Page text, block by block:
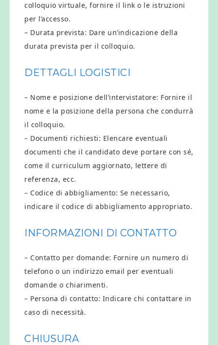
colloquio virtuale, fornire il link o le istruzioni
per l’accesso.
– Durata prevista: Dare un’indicazione della
durata prevista per il colloquio.
DETTAGLI LOGISTICI
– Nome e posizione dell’intervistatore: Fornire il
nome e la posizione della persona che condurrà
il colloquio.
– Documenti richiesti: Elencare eventuali
documenti che il candidato deve portare con sé,
come il curriculum aggiornato, lettere di
referenza, ecc.
– Codice di abbigliamento: Se necessario,
indicare il codice di abbigliamento appropriato.
INFORMAZIONI DI CONTATTO
– Contatto per domande: Fornire un numero di
telefono o un indirizzo email per eventuali
domande o chiarimenti.
– Persona di contatto: Indicare chi contattare in
caso di necessità.
CHIUSURA